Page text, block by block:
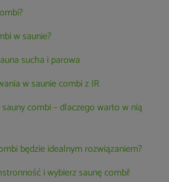
w saunie?
sucha i parowa
w saunie combi z IR
combi – dlaczego warto w nią
będzie idealnym rozwiązaniem?
i wybierz saunę combi!